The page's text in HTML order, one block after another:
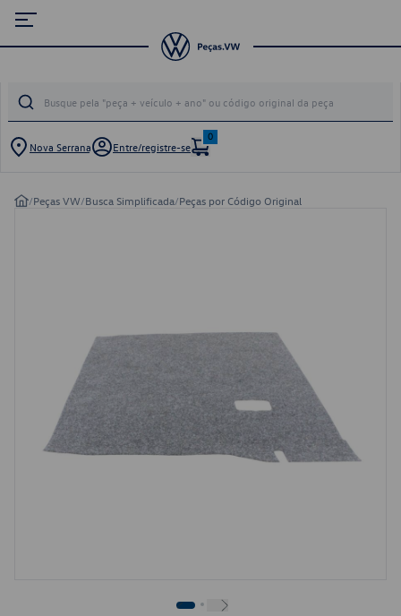
Nova Serrana Entre/registre-se
0
/Peças VW/Busca Simplificada/Peças por Código Original